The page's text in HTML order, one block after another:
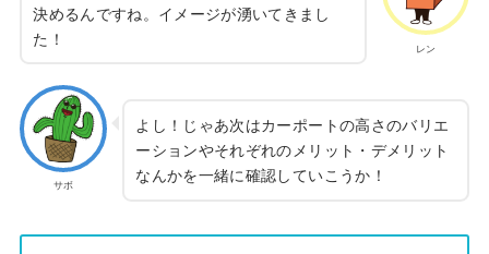
レン
決めるんですね。イメージが湧いてきまし
た！
サボ
よし！じゃあ次はカーポートの高さのバリエ
ーションやそれぞれのメリット・デメリット
なんかを一緒に確認していこうか！